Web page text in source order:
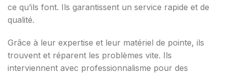
ce qu’ils font. Ils garantissent un service rapide et de
qualité.
Grâce à leur expertise et leur matériel de pointe, ils
trouvent et réparent les problèmes vite. Ils
interviennent avec professionnalisme pour des